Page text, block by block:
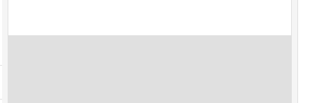
Artificial